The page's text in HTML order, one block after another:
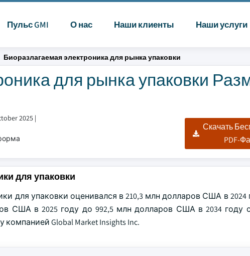
Пульс GMI О нас Наши клиенты Наши услуги
Биоразлагаемая электроника для рынка упаковки
для рынка упаковки
2025 |
Скачать
PDF-
для упаковки
для упаковки оценивался в 210,3 млн долларов США в 2024
США в 2025 году до 992,5 млн долларов США в 2034 году с
Global Market Insights Inc.